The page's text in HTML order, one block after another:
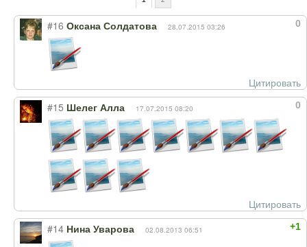
0
#16 Оксана Солдатова 28.07.2015 03:26
Цитировать
0
#15 Шелег Алла 17.07.2015 08:20
Цитировать
+1
#14 Нина Уварова 02.08.2013 06:51